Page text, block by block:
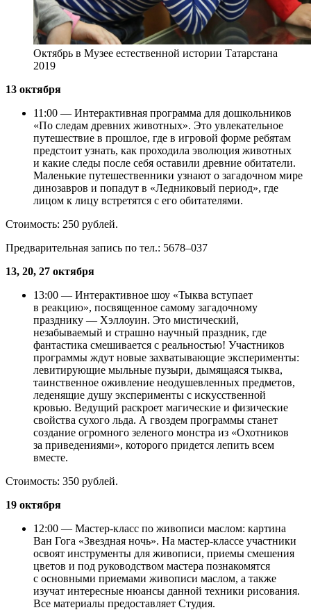
Октябрь в Музее естественной истории Татарстана
2019
13 октября
11:00 — Интерактивная программа для дошкольников
«По следам древних животных». Это увлекательное
путешествие в прошлое, где в игровой форме ребятам
предстоит узнать, как проходила эволюция животных
и какие следы после себя оставили древние обитатели.
Маленькие путешественники узнают о загадочном мире
динозавров и попадут в «Ледниковый период», где
лицом к лицу встретятся с его обитателями.
Стоимость: 250 рублей.
Предварительная запись по тел.: 5678–037
13, 20, 27 октября
13:00 — Интерактивное шоу «Тыква вступает
в реакцию», посвященное самому загадочному
празднику — Хэллоуин. Это мистический,
незабываемый и страшно научный праздник, где
фантастика смешивается с реальностью! Участников
программы ждут новые захватывающие эксперименты:
левитирующие мыльные пузыри, дымящаяся тыква,
таинственное оживление неодушевленных предметов,
леденящие душу эксперименты с искусственной
кровью. Ведущий раскроет магические и физические
свойства сухого льда. А гвоздем программы станет
создание огромного зеленого монстра из «Охотников
за приведениями», которого придется лепить всем
вместе.
Стоимость: 350 рублей.
19 октября
12:00 — Мастер-класс по живописи маслом: картина
Ван Гога «Звездная ночь». На мастер-классе участники
освоят инструменты для живописи, приемы смешения
цветов и под руководством мастера познакомятся
с основными приемами живописи маслом, а также
изучат интересные нюансы данной техники рисования.
Все материалы предоставляет Студия.